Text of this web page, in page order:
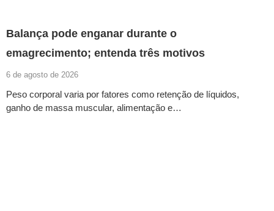
Balança pode enganar durante o
emagrecimento; entenda três motivos
6 de agosto de 2026
Peso corporal varia por fatores como retenção de líquidos,
ganho de massa muscular, alimentação e…